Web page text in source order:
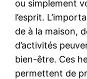
ou simplement
l’esprit.
de à la maison,
d’activités
bien-être. Ces
permettent de